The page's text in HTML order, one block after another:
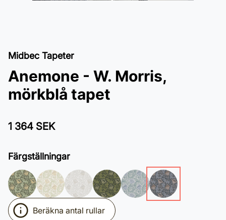
Midbec Tapeter
Anemone - W. Morris,
mörkblå tapet
1 364 SEK
Färgställningar
Beräkna antal rullar